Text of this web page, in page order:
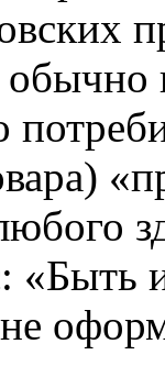
«Быть